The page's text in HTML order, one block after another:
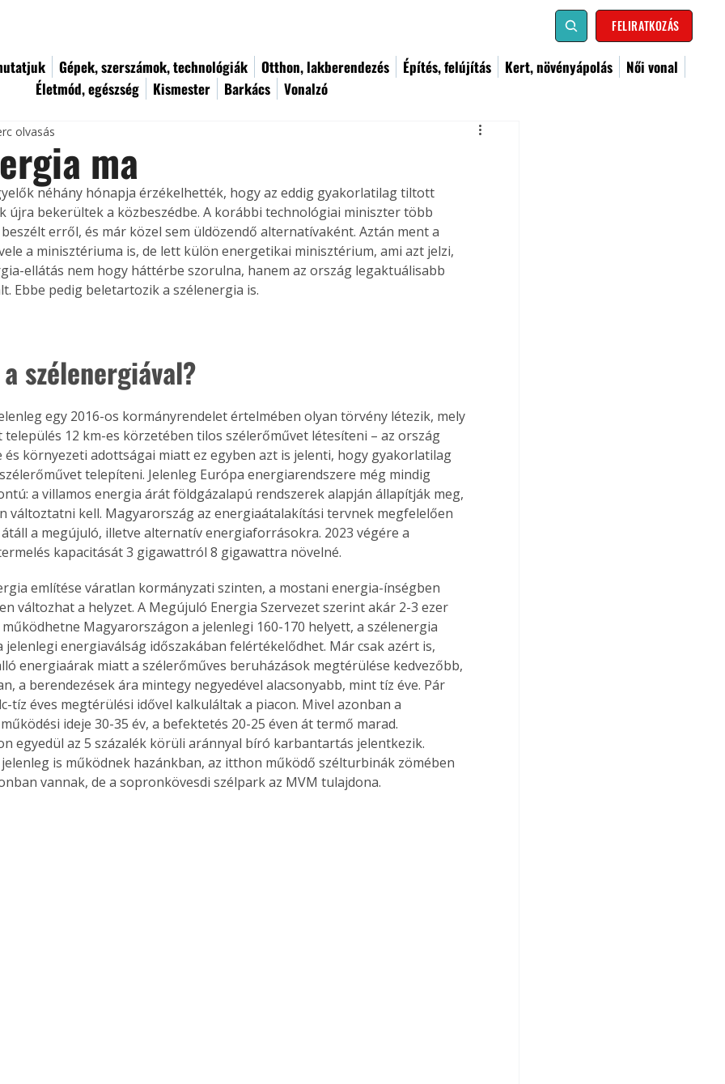
FELIRATKOZÁS
Gépek, szerszámok, technológiák Otthon, lakberendezés Építés, felújítás Kert, növényápolás
Női vonal
Életmód, egészség
Kismester Barkács Vonalzó
ma
olvasás
néhány hónapja érzékelhették, hogy az eddig gyakorlatilag tiltott
újra bekerültek a közbeszédbe. A korábbi technológiai miniszter több
erről, és már közel sem üldözendő alternatívaként. Aztán ment a
a minisztériuma is, de lett külön energetikai minisztérium, ami azt jelzi,
ellátás nem hogy háttérbe szorulna, hanem az ország legaktuálisabb
Ebbe pedig beletartozik a szélenergia is.
szélenergiával?
egy 2016-os kormányrendelet értelmében olyan törvény létezik, mely
12 km-es körzetében tilos szélerőművet létesíteni – az ország
és környezeti adottságai miatt ez egyben azt is jelenti, hogy gyakorlatilag
telepíteni. Jelenleg Európa energiarendszere még mindig
a villamos energia árát földgázalapú rendszerek alapján állapítják meg,
változtatni kell. Magyarország az energiaátalakítási tervnek megfelelően
a megújuló, illetve alternatív energiaforrásokra. 2023 végére a
kapacitását 3 gigawattról 8 gigawattra növelné.
említése váratlan kormányzati szinten, a mostani energia-ínségben
változhat a helyzet. A Megújuló Energia Szervezet szerint akár 2-3 ezer
Magyarországon a jelenlegi 160-170 helyett, a szélenergia
jelenlegi energiaválság időszakában felértékelődhet. Már csak azért is,
energiaárak miatt a szélerőműves beruházások megtérülése kedvezőbb,
a berendezések ára mintegy negyedével alacsonyabb, mint tíz éve. Pár
tíz éves megtérülési idővel kalkuláltak a piacon. Mivel azonban a
ideje 30-35 év, a befektetés 20-25 éven át termő marad.
egyedül az 5 százalék körüli aránnyal bíró karbantartás jelentkezik.
is működnek hazánkban, az itthon működő szélturbinák zömében
vannak, de a sopronkövesdi szélpark az MVM tulajdona.